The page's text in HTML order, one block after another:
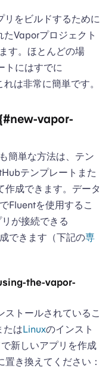
リをビルドするために
Vaporプロジェクト
す。ほとんどの場
トにはすでに
は非常に簡単です。
vapor-
簡単な方法は、テン
テンプレートまた
作成できます。データ
Fluentを使用するこ
が接続できる
できます（下記の専
the-vapor-
ストールされているこ
たはLinuxのインスト
新しいアプリを作成
置き換えてください：